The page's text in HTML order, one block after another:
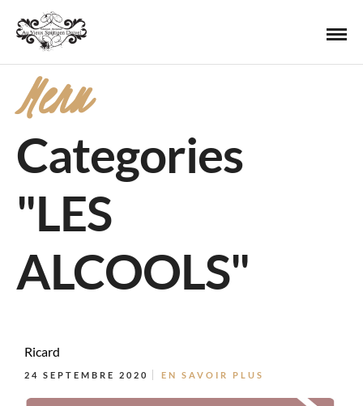
Menu
Categories
"LES
ALCOOLS"
Ricard
24 SEPTEMBRE 2020 EN SAVOIR PLUS